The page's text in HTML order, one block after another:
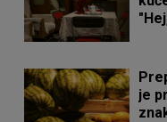
je